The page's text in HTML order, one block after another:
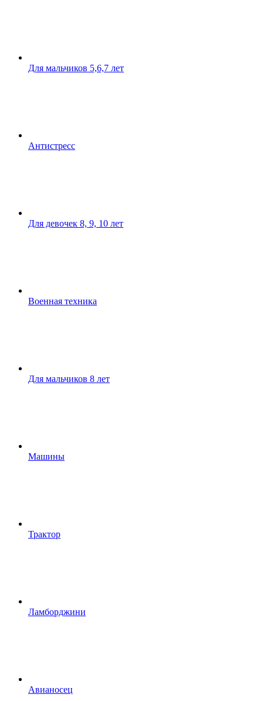
Для мальчиков 5,6,7 лет
Антистресс
Для девочек 8, 9, 10 лет
Военная техника
Для мальчиков 8 лет
Машины
Трактор
Ламборджини
Авианосец